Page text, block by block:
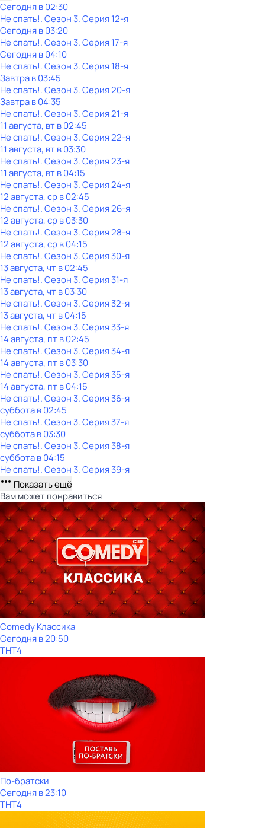
Сегодня в 02:30
Не спать!. Сезон 3. Серия 12-я
Сегодня в 03:20
Не спать!. Сезон 3. Серия 17-я
Сегодня в 04:10
Не спать!. Сезон 3. Серия 18-я
Завтра в 03:45
Не спать!. Сезон 3. Серия 20-я
Завтра в 04:35
Не спать!. Сезон 3. Серия 21-я
11 августа, вт в 02:45
Не спать!. Сезон 3. Серия 22-я
11 августа, вт в 03:30
Не спать!. Сезон 3. Серия 23-я
11 августа, вт в 04:15
Не спать!. Сезон 3. Серия 24-я
12 августа, ср в 02:45
Не спать!. Сезон 3. Серия 26-я
12 августа, ср в 03:30
Не спать!. Сезон 3. Серия 28-я
12 августа, ср в 04:15
Не спать!. Сезон 3. Серия 30-я
13 августа, чт в 02:45
Не спать!. Сезон 3. Серия 31-я
13 августа, чт в 03:30
Не спать!. Сезон 3. Серия 32-я
13 августа, чт в 04:15
Не спать!. Сезон 3. Серия 33-я
14 августа, пт в 02:45
Не спать!. Сезон 3. Серия 34-я
14 августа, пт в 03:30
Не спать!. Сезон 3. Серия 35-я
14 августа, пт в 04:15
Не спать!. Сезон 3. Серия 36-я
субботав02:45
Не спать!. Сезон 3. Серия 37-я
субботав03:30
Не спать!. Сезон 3. Серия 38-я
субботав04:15
Не спать!. Сезон 3. Серия 39-я
Показать ещё
Вам может понравиться
Comedy Классика
Сегодня в 20:50
ТНТ4
По-братски
Сегодня в 23:10
ТНТ4